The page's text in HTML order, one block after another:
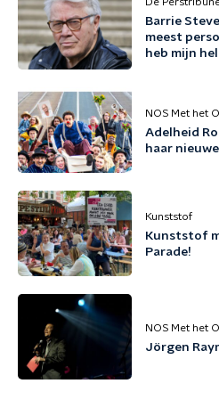
Barrie
meest
heb mijn
NOS Met het
Adelheid
haar
Kunststof
Kunststof
Parade!
NOS Met het
Jörgen